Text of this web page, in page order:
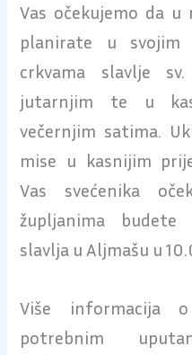
Vas očekujemo da
planirate u svojim
crkvama slavlje
jutarnjim te u
večernjim satima.
mise u kasnijim
Vas svećenika
župljanima budete
slavlja u Aljmašu u
Više informacija
potrebnim